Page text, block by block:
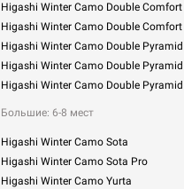
Higashi Winter Camo Double Comfort
Higashi Winter Camo Double
Higashi Winter Camo Double Pyramid
Higashi Winter Camo Double
Higashi Winter Camo Double
Большие: 6-8 мест
Higashi Winter Camo Sota
Higashi Winter Camo Sota Pro
Higashi Winter Camo Yurta